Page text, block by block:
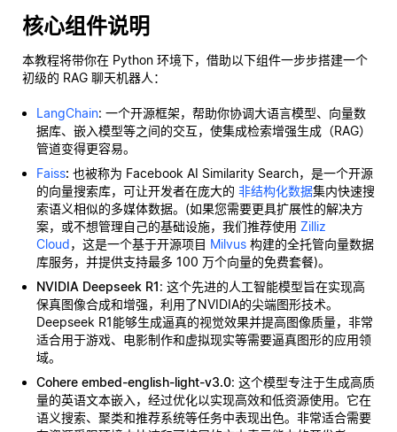
核心组件说明
本教程将带你在 Python 环境下，借助以下组件一步步搭建一个
初级的 RAG 聊天机器人：
LangChain: 一个开源框架，帮助你协调大语言模型、向量数
据库、嵌入模型等之间的交互，使集成检索增强生成（RAG）
管道变得更容易。
Faiss: 也被称为 Facebook AI Similarity Search，是一个开源
的向量搜索库，可让开发者在庞大的 非结构化数据集内快速搜
索语义相似的多媒体数据。(如果您需要更具扩展性的解决方
案，或不想管理自己的基础设施，我们推荐使用 Zilliz
Cloud，这是一个基于开源项目 Milvus 构建的全托管向量数据
库服务，并提供支持最多 100 万个向量的免费套餐)。
NVIDIA Deepseek R1: 这个先进的人工智能模型旨在实现高
保真图像合成和增强，利用了NVIDIA的尖端图形技术。
Deepseek R1能够生成逼真的视觉效果并提高图像质量，非常
适合用于游戏、电影制作和虚拟现实等需要逼真图形的应用领
域。
Cohere embed-english-light-v3.0: 这个模型专注于生成高质
量的英语文本嵌入，经过优化以实现高效和低资源使用。它在
语义搜索、聚类和推荐系统等任务中表现出色。非常适合需要